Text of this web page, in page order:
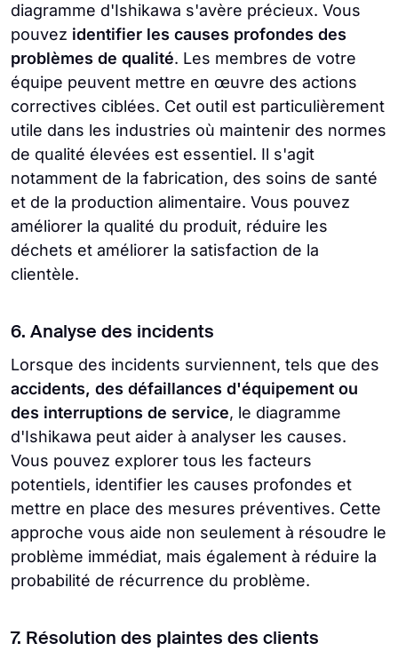
diagramme d'Ishikawa s'avère précieux. Vous
pouvez identifier les causes profondes des
problèmes de qualité. Les membres de votre
équipe peuvent mettre en œuvre des actions
correctives ciblées. Cet outil est particulièrement
utile dans les industries où maintenir des normes
de qualité élevées est essentiel. Il s'agit
notamment de la fabrication, des soins de santé
et de la production alimentaire. Vous pouvez
améliorer la qualité du produit, réduire les
déchets et améliorer la satisfaction de la
clientèle.
6. Analyse des incidents
Lorsque des incidents surviennent, tels que des
accidents, des défaillances d'équipement ou
des interruptions de service, le diagramme
d'Ishikawa peut aider à analyser les causes.
Vous pouvez explorer tous les facteurs
potentiels, identifier les causes profondes et
mettre en place des mesures préventives. Cette
approche vous aide non seulement à résoudre le
problème immédiat, mais également à réduire la
probabilité de récurrence du problème.
7. Résolution des plaintes des clients